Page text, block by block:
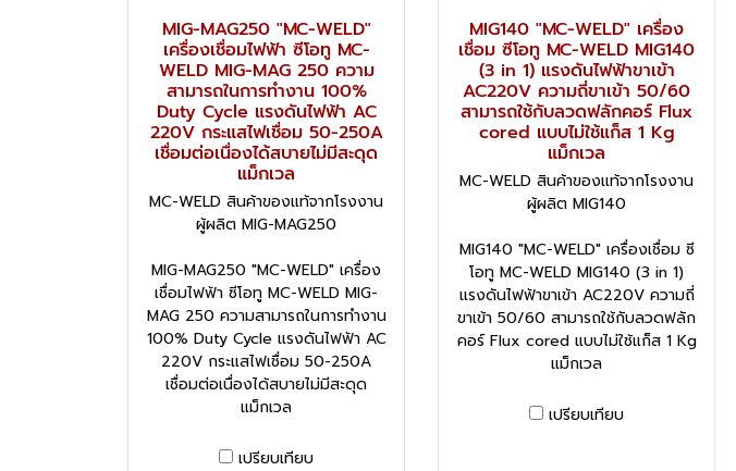
MIG-MAG250 "MC-WELD"
เครื่องเชื่อมไฟฟ้า ซีโอทู MC-
WELD MIG-MAG 250 ความ
สามารถในการทำงาน 100%
Duty Cycle แรงดันไฟฟ้า AC
220V กระแสไฟเชื่อม 50-250A
เชื่อมต่อเนื่องได้สบายไม่มีสะดุด
แม็กเวล
MC-WELD สินค้าของแท้จากโรงงาน
ผู้ผลิต MIG-MAG250
MIG-MAG250 "MC-WELD" เครื่อง
เชื่อมไฟฟ้า ซีโอทู MC-WELD MIG-
MAG 250 ความสามารถในการทำงาน
100% Duty Cycle แรงดันไฟฟ้า AC
220V กระแสไฟเชื่อม 50-250A
เชื่อมต่อเนื่องได้สบายไม่มีสะดุด
แม็กเวล
เปรียบเทียบ
MIG140 "MC-WELD" เครื่อง
เชื่อม ซีโอทู MC-WELD MIG140
(3 in 1) แรงดันไฟฟ้าขาเข้า
AC220V ความถี่ขาเข้า 50/60
สามารถใช้กับลวดฟลักคอร์ Flux
cored แบบไม่ใช้แก็ส 1 Kg
แม็กเวล
MC-WELD สินค้าของแท้จากโรงงาน
ผู้ผลิต MIG140
MIG140 "MC-WELD" เครื่องเชื่อม ซี
โอทู MC-WELD MIG140 (3 in 1)
แรงดันไฟฟ้าขาเข้า AC220V ความถี่
ขาเข้า 50/60 สามารถใช้กับลวดฟลัก
คอร์ Flux cored แบบไม่ใช้แก็ส 1 Kg
แม็กเวล
เปรียบเทียบ